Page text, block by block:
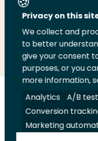
Deel deze pagina
Deel
LinkedIn
Deel
op
Twitter
Deel
op
Volg
ons
op
LinkedIn
Volg
ons
op
Facebook
Volg
ons
op
YouTube
Volg
ons
op
Juridisch Security
Privacy on this
We collect and
to better
give your consent
purposes, or you
more information,
Analytics
A/B
Conversion
Marketing